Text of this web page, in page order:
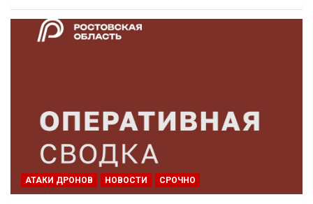
АТАКИ ДРОНОВ НОВОСТИ СРОЧНО